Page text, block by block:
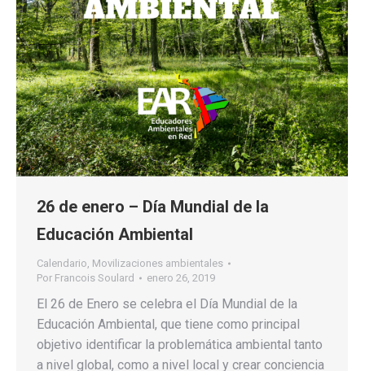
26 de enero – Día Mundial de la
Educación Ambiental
Calendario, Movilizaciones ambientales
Por Francois Soulard enero 26, 2019
El 26 de Enero se celebra el Día Mundial de la
Educación Ambiental, que tiene como principal
objetivo identificar la problemática ambiental tanto
a nivel global, como a nivel local y crear conciencia